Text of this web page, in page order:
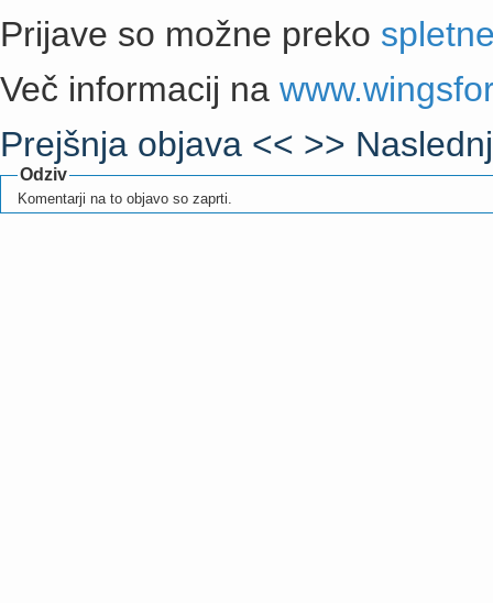
Prijave so možne preko
Več informacij na
Prejšnja objava << >>
Odziv
Komentarji na to objavo so zaprti.